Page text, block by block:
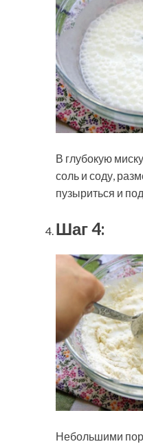
В глубокую
соль и соду,
пузыриться и
Шаг 4:
Небольшими